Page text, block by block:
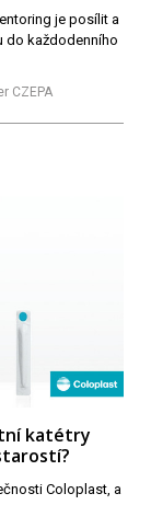
je posílit a
do každodenního
CZEPA
katétry
Coloplast, a